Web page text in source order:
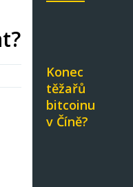
Konec
těžařů
bitcoinu
v Číně?